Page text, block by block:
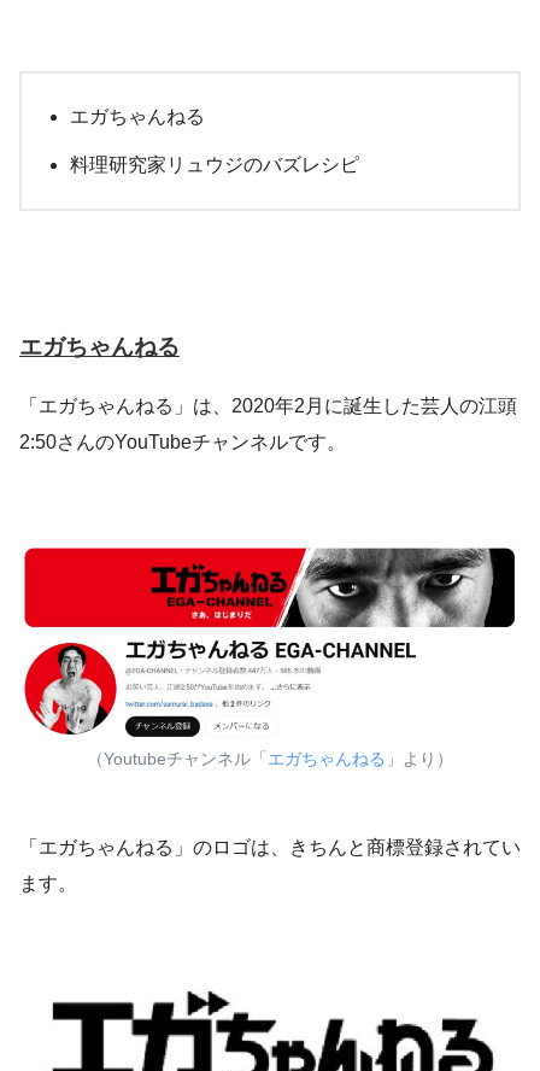
エガちゃんねる
料理研究家リュウジのバズレシピ
エガちゃんねる
「エガちゃんねる」は、2020年2月に誕生した芸人の江頭
2:50さんのYouTubeチャンネルです。
（Youtubeチャンネル「 エガちゃんねる 」より）
「エガちゃんねる」のロゴは、きちんと商標登録されてい
ます。